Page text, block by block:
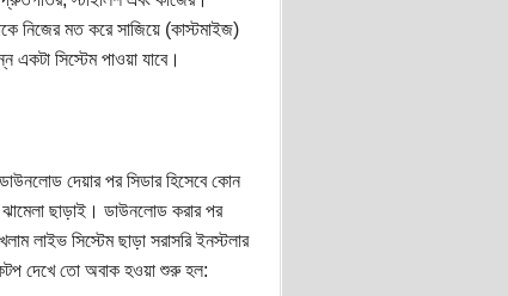
নিজের মত করে সাজিয়ে (কাস্টমাইজ)
একটা সিস্টেম পাওয়া যাবে।
দেয়ার পর সিডার হিসেবে কোন
ঝামেলা ছাড়াই। ডাউনলোড করার পর
লাইভ সিস্টেম ছাড়া সরাসরি ইনস্টলার
দেখে তো অবাক হওয়া শুরু হল: